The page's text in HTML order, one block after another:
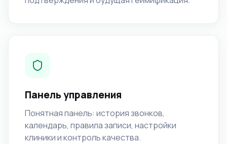
Панель управления
Понятная панель: история звонков,
календарь, правила записи, настройки
клиники и контроль качества.